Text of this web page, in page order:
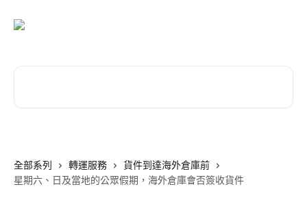
全部系列 轉運服務
貨件到達海外倉庫前
星期六、日及當地的公眾假期，海外倉庫會否簽收貨件